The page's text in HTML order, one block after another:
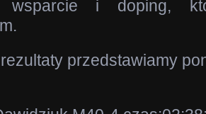
wsparcie i doping,
przedstawiamy